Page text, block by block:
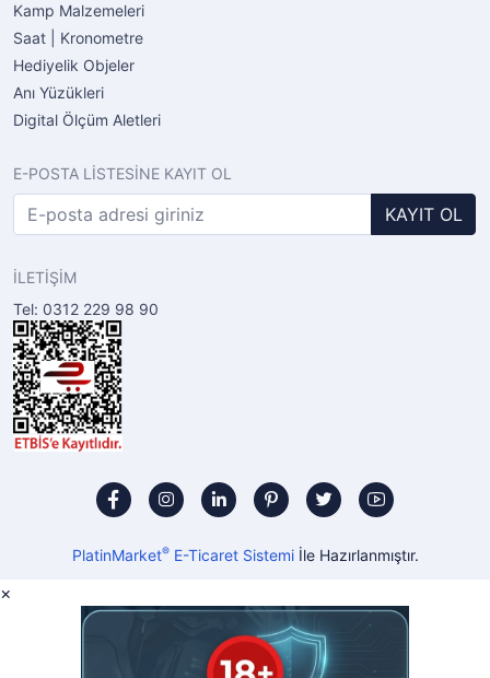
Kamp Malzemeleri
Saat | Kronometre
Hediyelik Objeler
Anı Yüzükleri
Digital Ölçüm Aletleri
E-POSTA LİSTESİNE KAYIT OL
KAYIT OL
İLETİŞİM
Tel: 0312 229 98 90
PlatinMarket®E-Ticaret Sistemiİle Hazırlanmıştır.
×